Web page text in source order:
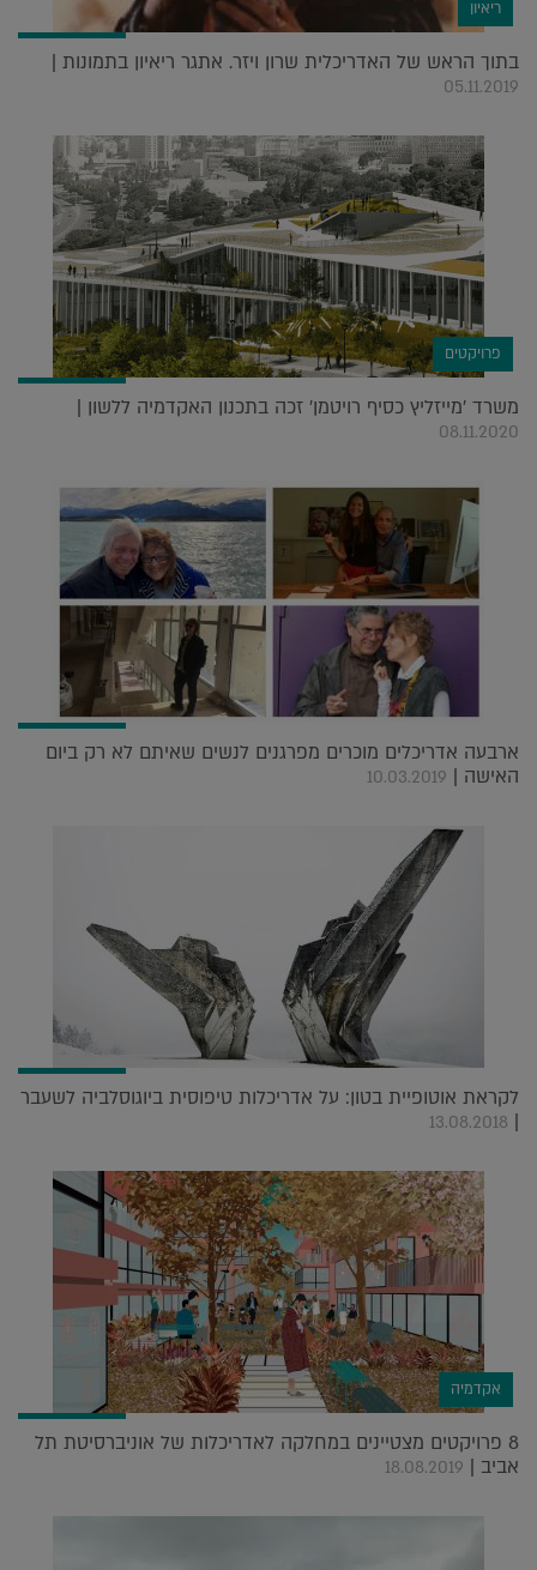
ריאיון
בתוך הראש של האדריכלית שרון ויזר. אתגר ריאיון בתמונות |
05.11.2019
פרויקטים
משרד 'מייזליץ כסיף רויטמן' זכה בתכנון האקדמיה ללשון |
08.11.2020
ארבעה אדריכלים מוכרים מפרגנים לנשים שאיתם לא רק ביום
האישה | 10.03.2019
לקראת אוטופיית בטון: על אדריכלות טיפוסית ביוגוסלביה לשעבר
|
13.08.2018
אקדמיה
8 פרויקטים מצטיינים במחלקה לאדריכלות של אוניברסיטת תל
אביב | 18.08.2019